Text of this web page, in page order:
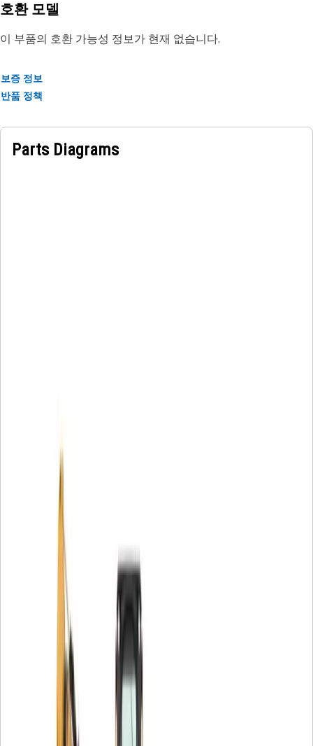
호환 모델
이 부품의 호환 가능성 정보가 현재 없습니다.
보증 정보
반품 정책
Parts Diagrams